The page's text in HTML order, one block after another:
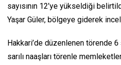
sayısının 12’ye yükseldiği
Yaşar Güler, bölgeye giderek
Hakkari’de düzenlenen törende
sarılı naaşları törenle